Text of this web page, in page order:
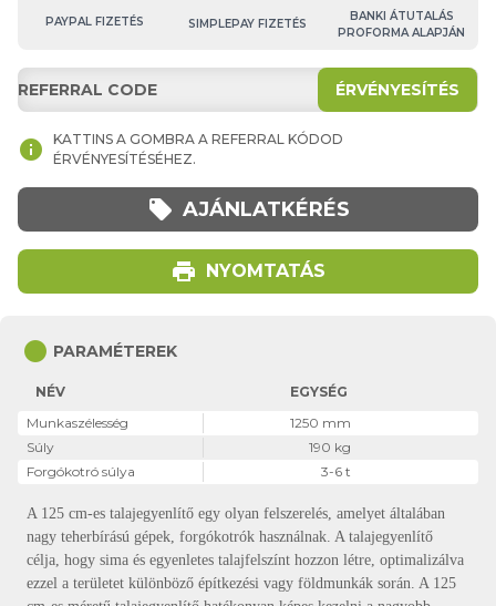
PAYPAL FIZETÉS SIMPLEPAY FIZETÉS
BANKI ÁTUTALÁS
PROFORMA ALAPJÁN
ÉRVÉNYESÍTÉS
info
KATTINS A GOMBRA A REFERRAL KÓDOD
ÉRVÉNYESÍTÉSÉHEZ.
local_offer AJÁNLATKÉRÉS
print NYOMTATÁS
circle PARAMÉTEREK
NÉV
EGYSÉG
Munkaszélesség
1250 mm
Súly
190 kg
Forgókotró súlya
3-6 t
A 125 cm-es talajegyenlítő egy olyan felszerelés, amelyet általában
nagy teherbírású gépek, forgókotrók használnak. A talajegyenlítő
célja, hogy sima és egyenletes talajfelszínt hozzon létre, optimalizálva
ezzel a területet különböző építkezési vagy földmunkák során. A 125